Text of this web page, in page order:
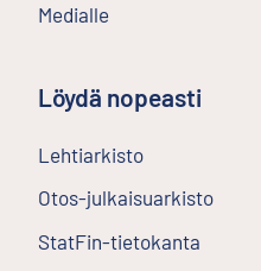
Medialle
Löydä nopeasti
Lehtiarkisto
Otos-julkaisuarkisto
StatFin-tietokanta